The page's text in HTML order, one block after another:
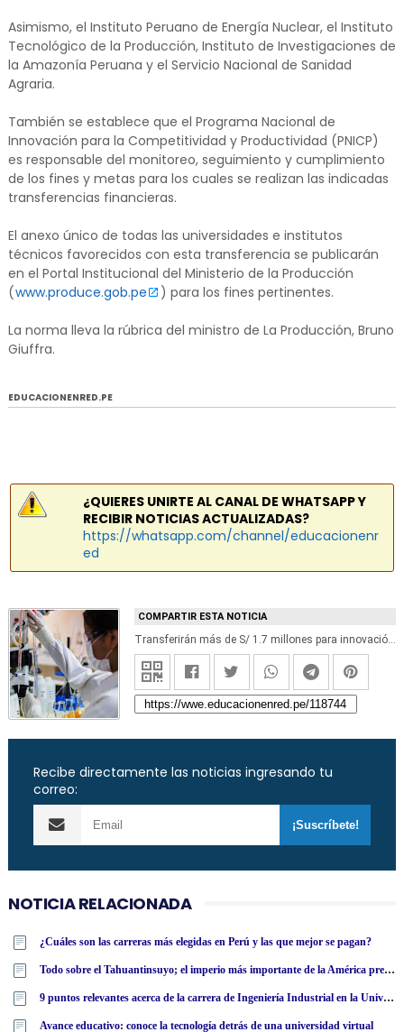
Asimismo, el Instituto Peruano de Energía Nuclear, el Instituto
Tecnológico de la Producción, Instituto de Investigaciones de
la Amazonía Peruana y el Servicio Nacional de Sanidad
Agraria.
También se establece que el Programa Nacional de
Innovación para la Competitividad y Productividad (PNICP)
es responsable del monitoreo, seguimiento y cumplimiento
de los fines y metas para los cuales se realizan las indicadas
transferencias financieras.
El anexo único de todas las universidades e institutos
técnicos favorecidos con esta transferencia se publicarán
en el Portal Institucional del Ministerio de la Producción
(www.produce.gob.pe ) para los fines pertinentes.
La norma lleva la rúbrica del ministro de La Producción, Bruno
Giuffra.
EDUCACIONENRED.PE
¿QUIERES UNIRTE AL CANAL DE WHATSAPP Y
RECIBIR NOTICIAS ACTUALIZADAS?
https://whatsapp.com/channel/educacionenr
ed
COMPARTIR ESTA NOTICIA
Transferirán más de S/ 1.7 millones para innovación a institutos y universidades, informó el Ministerio de la Producción - PRODUCE
Recibe directamente las noticias ingresando tu
correo:
NOTICIA RELACIONADA
¿Cuáles son las carreras más elegidas en Perú y las que mejor se pagan?
Todo sobre el Tahuantinsuyo; el imperio más importante de la América precolombina
9 puntos relevantes acerca de la carrera de Ingeniería Industrial en la Universidad Tecnológica Latinoamericana en línea
Avance educativo: conoce la tecnología detrás de una universidad virtual